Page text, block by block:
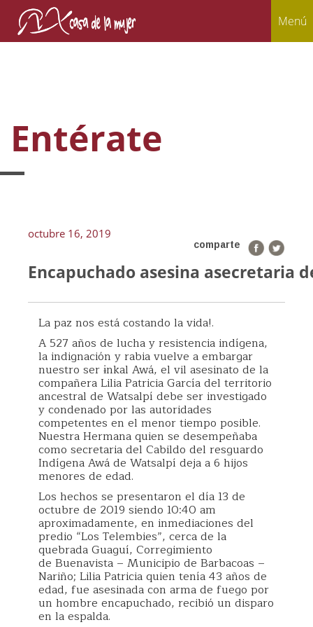
Menú
Entérate
octubre 16, 2019
comparte
Encapuchado asesina asecretaria
La paz nos está costando la vida!.
A 527 años de lucha y resistencia indígena,
la indignación y rabia vuelve a embargar
nuestro ser ɨnkal Awá, el vil asesinato de la
compañera Lilia Patricia García del territorio
ancestral de Watsalpí debe ser investigado
y condenado por las autoridades
competentes en el menor tiempo posible.
Nuestra Hermana quien se desempeñaba
como secretaria del Cabildo del resguardo
Indígena Awá de Watsalpí deja a 6 hijos
menores de edad.
Los hechos se presentaron el día 13 de
octubre de 2019 siendo 10:40 am
aproximadamente, en inmediaciones del
predio “Los Telembies”, cerca de la
quebrada Guaguí, Corregimiento
de Buenavista – Municipio de Barbacoas –
Nariño; Lilia Patricia quien tenía 43 años de
edad, fue asesinada con arma de fuego por
un hombre encapuchado, recibió un disparo
en la espalda.